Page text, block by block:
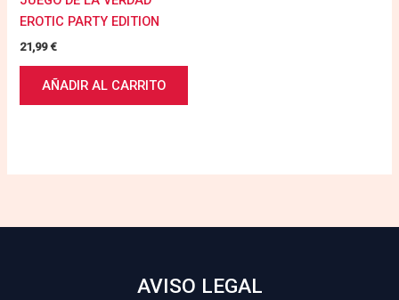
EROTIC PARTY EDITION
21,99€
AÑADIR AL CARRITO
AVISO LEGAL